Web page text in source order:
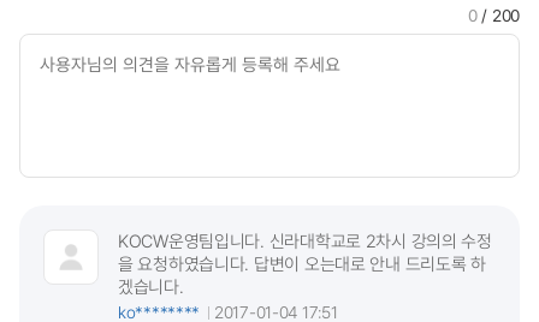
0/ 200
KOCW운영팀입니다. 신라대학교로 2차시 강의의 수정
을 요청하였습니다. 답변이 오는대로 안내 드리도록 하
겠습니다.
ko********
2017-01-04 17:51